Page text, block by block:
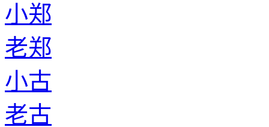
小郑
老郑
小古
老古